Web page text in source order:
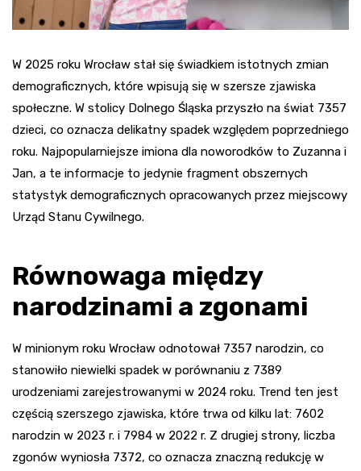
W 2025 roku Wrocław stał się świadkiem istotnych zmian
demograficznych, które wpisują się w szersze zjawiska
społeczne. W stolicy Dolnego Śląska przyszło na świat 7357
dzieci, co oznacza delikatny spadek względem poprzedniego
roku. Najpopularniejsze imiona dla noworodków to Zuzanna i
Jan, a te informacje to jedynie fragment obszernych
statystyk demograficznych opracowanych przez miejscowy
Urząd Stanu Cywilnego.
Równowaga między
narodzinami a zgonami
W minionym roku Wrocław odnotował 7357 narodzin, co
stanowiło niewielki spadek w porównaniu z 7389
urodzeniami zarejestrowanymi w 2024 roku. Trend ten jest
częścią szerszego zjawiska, które trwa od kilku lat: 7602
narodzin w 2023 r. i 7984 w 2022 r. Z drugiej strony, liczba
zgonów wyniosła 7372, co oznacza znaczną redukcję w